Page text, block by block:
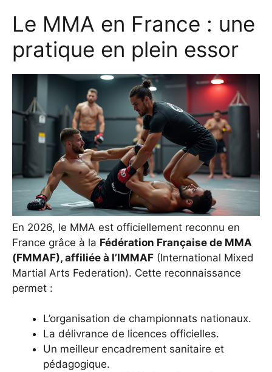
Le MMA en France : une
pratique en plein essor
En 2026, le MMA est officiellement reconnu en
France grâce à la Fédération Française de MMA
(FMMAF), affiliée à l’IMMAF (International Mixed
Martial Arts Federation). Cette reconnaissance
permet :
L’organisation de championnats nationaux.
La délivrance de licences officielles.
Un meilleur encadrement sanitaire et
pédagogique.